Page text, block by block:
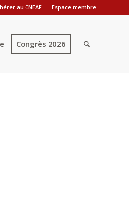
au CNEAF Espace membre
Congrès 2026